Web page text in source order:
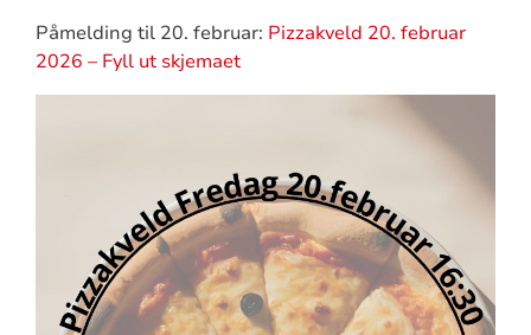
Påmelding til 20. februar: Pizzakveld 20. februar
2026 – Fyll ut skjemaet